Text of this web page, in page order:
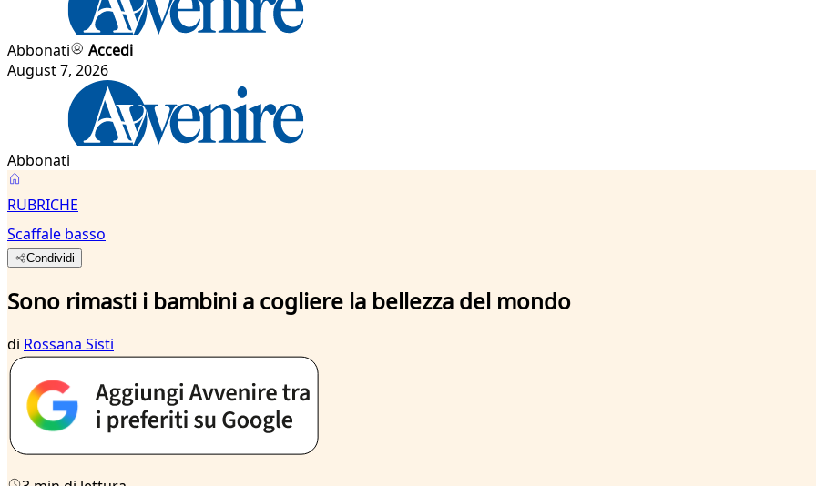
Abbonati
Accedi
August 7, 2026
Abbonati
RUBRICHE
Scaffale basso
Condividi
Sono rimasti i bambini a cogliere la bellezza del mondo
di Rossana Sisti